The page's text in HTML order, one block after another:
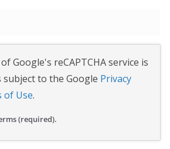
Google's reCAPTCHA service is
subject to the Google Privacy
of Use.
(required).